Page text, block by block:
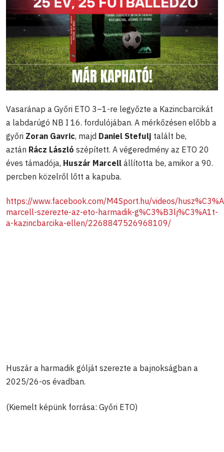
Vasaránap a Győri ETO 3–1-re legyőzte a Kazincbarcikát
a labdarúgó NB I 16. fordulójában. A mérkőzésen előbb a
győri Zoran Gavric, majd Daniel Stefulj talált be,
aztán Rácz László szépített. A végeredmény az ETO 20
éves támadója, Huszár Marcell állította be, amikor a 90.
percben közelről lőtt a kapuba.
https://www.facebook.com/M4Sport.hu/videos/
marcell-szerezte-az-eto-harmadik-g%C3%B3lj%C3%A1t-
a-kazincbarcika-ellen/2268847526968109/
Huszár a harmadik gólját szerezte a bajnokságban a
2025/26-os évadban.
(Kiemelt képünk forrása: Győri ETO)